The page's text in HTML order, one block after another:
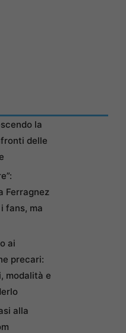
la
delle
Ferragnez
fans, ma
ai
precari:
modalità e
alla